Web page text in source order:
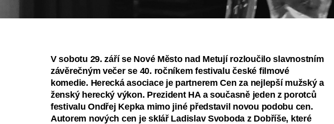
V sobotu 29. září se Nové Město nad Metují rozloučilo slavnostním
závěrečným večer se 40. ročníkem festivalu české filmové
komedie. Herecká asociace je partnerem Cen za nejlepší mužský a
ženský herecký výkon. Prezident HA a současně jeden z porotců
festivalu Ondřej Kepka mimo jiné představil novou podobu cen.
Autorem nových cen je sklář Ladislav Svoboda z Dobříše, které